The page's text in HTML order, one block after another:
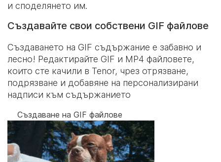
и споделянето им.
Създавайте свои собствени GIF файлове
Създаването на GIF съдържание е забавно и
лесно! Редактирайте GIF и MP4 файловете,
които сте качили в Tenor, чрез отрязване,
подрязване и добавяне на персонализирани
надписи към съдържанието
Създаване на GIF файлове